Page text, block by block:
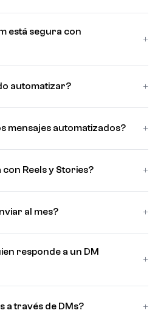
está segura con
+
automatizar? +
mensajes automatizados? +
Reels y Stories? +
al mes? +
responde a un DM
+
a través de DMs? +